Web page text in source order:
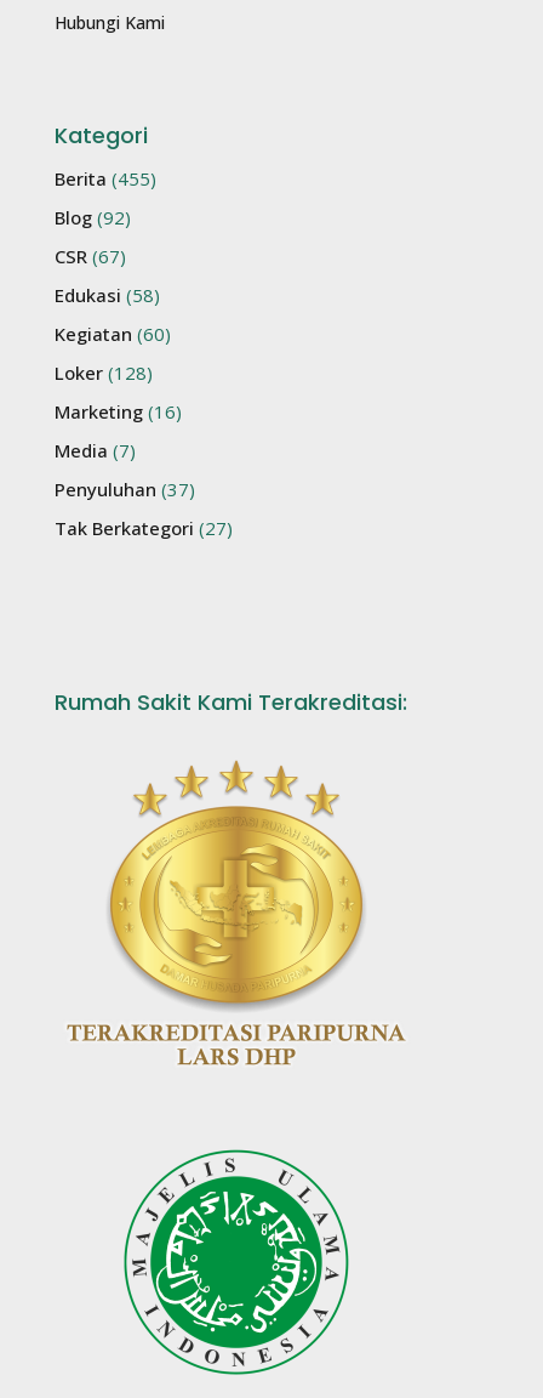
Hubungi Kami
Kategori
Berita (455)
Blog (92)
CSR (67)
Edukasi (58)
Kegiatan (60)
Loker (128)
Marketing (16)
Media (7)
Penyuluhan (37)
Tak Berkategori (27)
Rumah Sakit Kami Terakreditasi: